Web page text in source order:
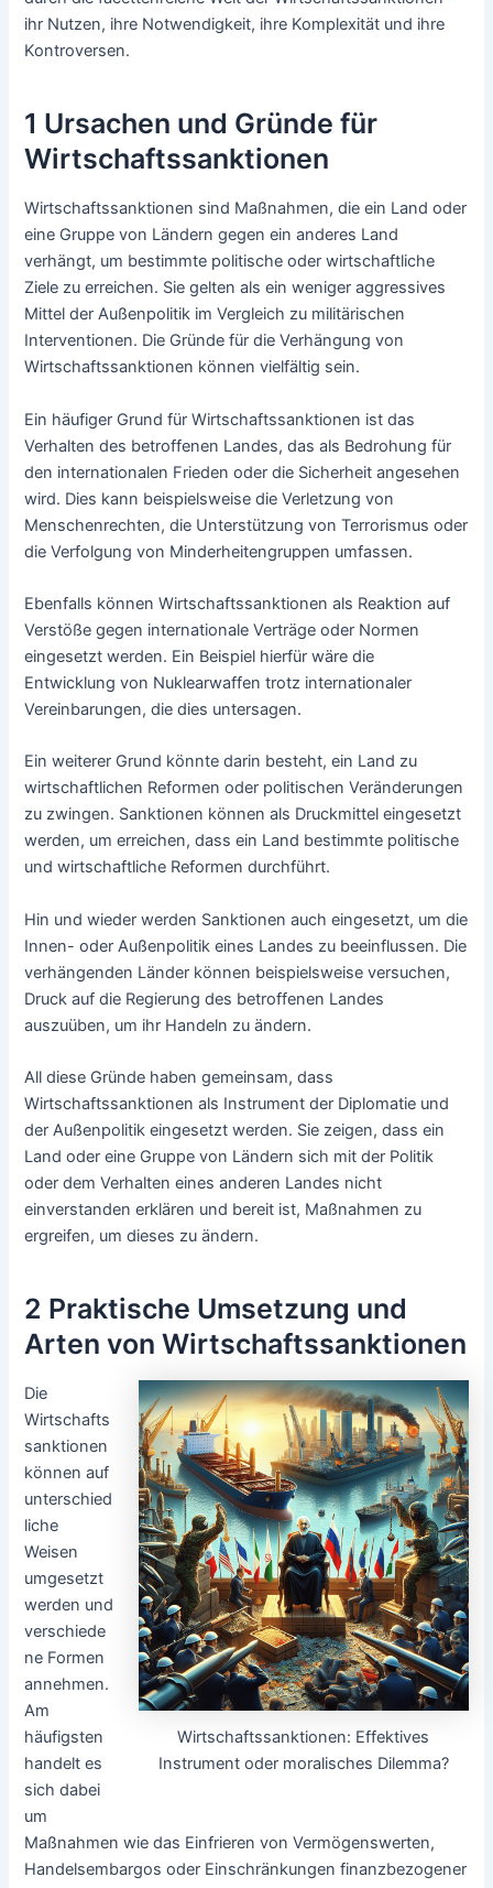
ihr Nutzen, ihre Notwendigkeit, ihre Komplexität und ihre
Kontroversen.
1 Ursachen und Gründe für
Wirtschaftssanktionen
Wirtschaftssanktionen sind Maßnahmen, die ein Land oder
eine Gruppe von Ländern gegen ein anderes Land
verhängt, um bestimmte politische oder wirtschaftliche
Ziele zu erreichen. Sie gelten als ein weniger aggressives
Mittel der Außenpolitik im Vergleich zu militärischen
Interventionen. Die Gründe für die Verhängung von
Wirtschaftssanktionen können vielfältig sein.
Ein häufiger Grund für Wirtschaftssanktionen ist das
Verhalten des betroffenen Landes, das als Bedrohung für
den internationalen Frieden oder die Sicherheit angesehen
wird. Dies kann beispielsweise die Verletzung von
Menschenrechten, die Unterstützung von Terrorismus oder
die Verfolgung von Minderheitengruppen umfassen.
Ebenfalls können Wirtschaftssanktionen als Reaktion auf
Verstöße gegen internationale Verträge oder Normen
eingesetzt werden. Ein Beispiel hierfür wäre die
Entwicklung von Nuklearwaffen trotz internationaler
Vereinbarungen, die dies untersagen.
Ein weiterer Grund könnte darin besteht, ein Land zu
wirtschaftlichen Reformen oder politischen Veränderungen
zu zwingen. Sanktionen können als Druckmittel eingesetzt
werden, um erreichen, dass ein Land bestimmte politische
und wirtschaftliche Reformen durchführt.
Hin und wieder werden Sanktionen auch eingesetzt, um die
Innen- oder Außenpolitik eines Landes zu beeinflussen. Die
verhängenden Länder können beispielsweise versuchen,
Druck auf die Regierung des betroffenen Landes
auszuüben, um ihr Handeln zu ändern.
All diese Gründe haben gemeinsam, dass
Wirtschaftssanktionen als Instrument der Diplomatie und
der Außenpolitik eingesetzt werden. Sie zeigen, dass ein
Land oder eine Gruppe von Ländern sich mit der Politik
oder dem Verhalten eines anderen Landes nicht
einverstanden erklären und bereit ist, Maßnahmen zu
ergreifen, um dieses zu ändern.
2 Praktische Umsetzung und
Arten von Wirtschaftssanktionen
Wirtschaftssanktionen: Effektives
Instrument oder moralisches Dilemma?
Die
Wirtschafts
sanktionen
können auf
unterschied
liche
Weisen
umgesetzt
werden und
verschiede
ne Formen
annehmen.
Am
häufigsten
handelt es
sich dabei
um
Maßnahmen wie das Einfrieren von Vermögenswerten,
Handelsembargos oder Einschränkungen finanzbezogener